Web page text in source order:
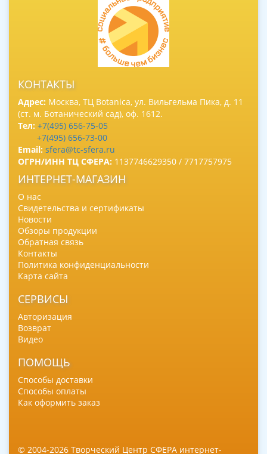
КОНТАКТЫ
Адрес: Москва, ТЦ Botanica, ул. Вильгельма Пика, д. 11
(ст. м. Ботанический сад), оф. 1612.
Тел: +7(495) 656-75-05
+7(495) 656-73-00
Email: sfera@tc-sfera.ru
ОГРН/ИНН ТЦ СФЕРА: 1137746629350 / 7717757975
ИНТЕРНЕТ-МАГАЗИН
О нас
Свидетельства и сертификаты
Новости
Обзоры продукции
Обратная связь
Контакты
Политика конфиденциальности
Карта сайта
СЕРВИСЫ
Авторизация
Возврат
Видео
ПОМОЩЬ
Способы доставки
Способы оплаты
Как оформить заказ
© 2004-2026 Творческий Центр СФЕРА интернет-